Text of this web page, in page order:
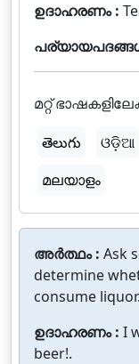
ഉദാഹരണം :
മറ്റ്
తెలుగు
ଓଡ଼ିଆ
മലയാളം
അർത്ഥം : Ask
determine
consume liquor.
ഉദാഹരണം : I
beer!.